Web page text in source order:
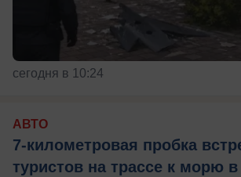
сегодня в 10:24
АВТО
7-километровая пробка
туристов на трассе к морю в